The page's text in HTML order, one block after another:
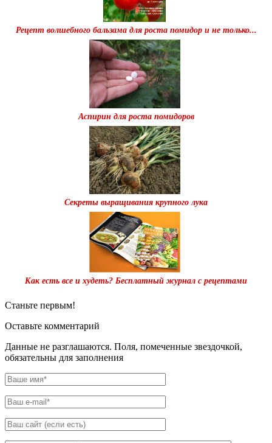
Рецепт волшебного бальзама для роста помидор и не только...
Аспирин для роста помидоров
Секреты выращивания крупного лука
Как есть все и худеть? Бесплатный журнал с рецептами
Станьте первым!
Оставьте комментарий
Данные не разглашаются. Поля, помеченные звездочкой,
обязательны для заполнения